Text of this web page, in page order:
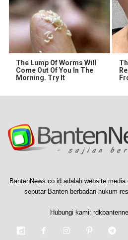
The Lump Of Worms Will
Come Out Of You In The
Morning. Try It
BantenNews.co.id adalah website
seputar Banten berbadan hukum
Hubungi kami: